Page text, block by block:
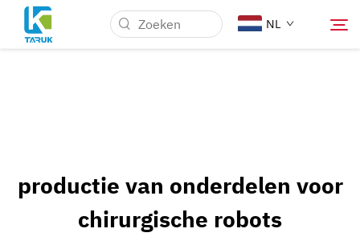
NL
Mogelijkheden
productie van onderdelen voor
chirurgische robots